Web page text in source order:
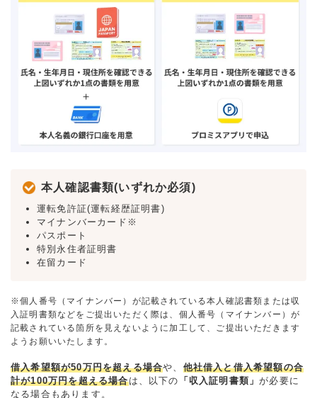
本人確認書類(いずれか必須)
運転免許証(運転経歴証明書)
マイナンバーカード※
パスポート
特別永住者証明書
在留カード
※個人番号（マイナンバー）が記載されている本人確認書類または収
入証明書類などをご提出いただく際は、個人番号（マイナンバー）が
記載されている箇所を見えないように加工して、ご提出いただきます
ようお願いいたします。
借入希望額が50万円を超える場合や、 他社借入と借入希望額の合
計が100万円を超える場合は、以下の 「収入証明書類」が必要に
なる場合もあります。